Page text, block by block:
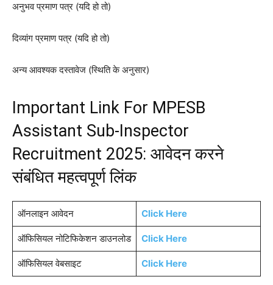
अनुभव प्रमाण पत्र (यदि हो तो)
दिव्यांग प्रमाण पत्र (यदि हो तो)
अन्य आवश्यक दस्तावेज (स्थिति के अनुसार)
Important Link For MPESB
Assistant Sub-Inspector
Recruitment 2025: आवेदन करने
संबंधित महत्वपूर्ण लिंक
ऑनलाइन आवेदन Click Here
ऑफिसियल नोटिफिकेशन डाउनलोड Click Here
ऑफिसियल वेबसाइट Click Here